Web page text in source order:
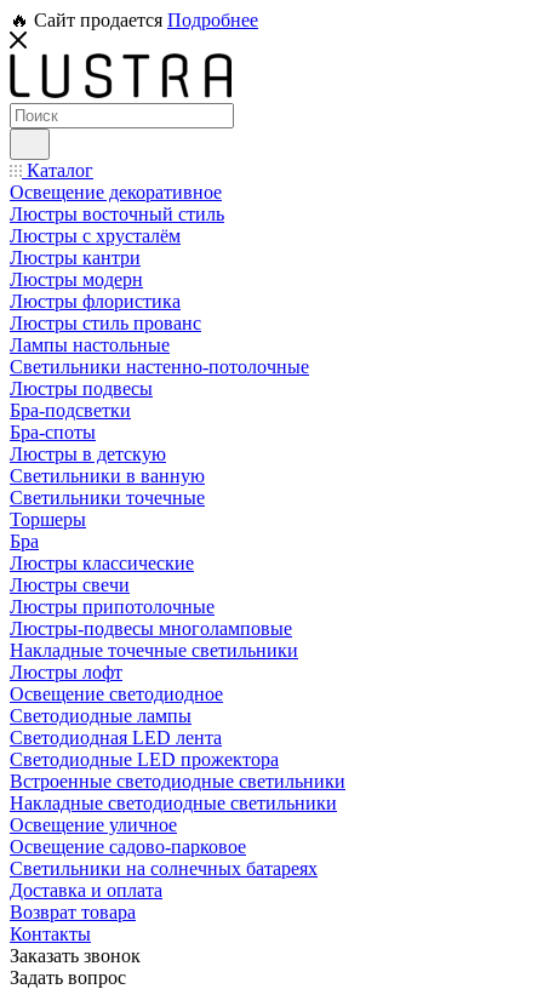
🔥 Сайт продается Подробнее
Каталог
Освещение декоративное
Люстры восточный стиль
Люстры с хрусталём
Люстры кантри
Люстры модерн
Люстры флористика
Люстры стиль прованс
Лампы настольные
Светильники настенно-потолочные
Люстры подвесы
Бра-подсветки
Бра-споты
Люстры в детскую
Светильники в ванную
Светильники точечные
Торшеры
Бра
Люстры классические
Люстры свечи
Люстры припотолочные
Люстры-подвесы многоламповые
Накладные точечные светильники
Люстры лофт
Освещение светодиодное
Светодиодные лампы
Светодиодная LED лента
Светодиодные LED прожектора
Встроенные светодиодные светильники
Накладные светодиодные светильники
Освещение уличное
Освещение садово-парковое
Светильники на солнечных батареях
Доставка и оплата
Возврат товара
Контакты
Заказать звонок
Задать вопрос